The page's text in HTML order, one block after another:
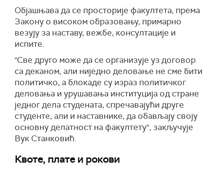
Објашњава да се просторије факултета, према
Закону о високом образовању, примарно
везују за наставу, вежбе, консултације и
испите.
"Све друго може да се организује уз договор
са деканом, али ниједно деловање не сме бити
политичко, а блокаде су израз политичког
деловања и урушавања институција од стране
једног дела студената, спречавајући друге
студенте, али и наставнике, да обављају своју
основну делатност на факултету", закључује
Вук Станковић.
Квоте, плате и рокови